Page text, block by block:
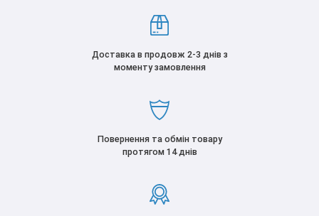
Доставка в продовж 2-3 днів з
моменту замовлення
Повернення та обмін товару
протягом 14 днів